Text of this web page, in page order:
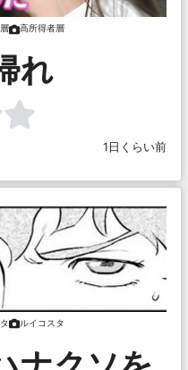
高所得者層
れ
1日くらい前
ルイコスタ